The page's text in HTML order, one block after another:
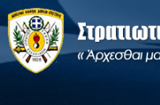
Μετάβαση
στο
περιεχόμενο